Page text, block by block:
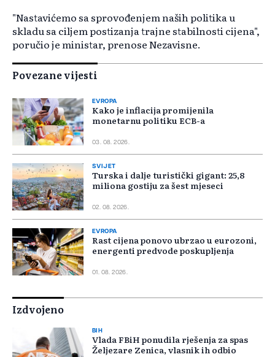
"Nastavićemo sa sprovođenjem naših politika u
skladu sa ciljem postizanja trajne stabilnosti cijena",
poručio je ministar, prenose Nezavisne.
Povezane vijesti
EVROPA
Kako je inflacija promijenila
monetarnu politiku ECB-a
03. 08. 2026.
SVIJET
Turska i dalje turistički gigant: 25,8
miliona gostiju za šest mjeseci
02. 08. 2026.
EVROPA
Rast cijena ponovo ubrzao u eurozoni,
energenti predvode poskupljenja
01. 08. 2026.
Izdvojeno
BIH
Vlada FBiH ponudila rješenja za spas
Željezare Zenica, vlasnik ih odbio